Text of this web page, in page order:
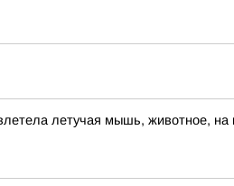
летучая мышь, животное, на